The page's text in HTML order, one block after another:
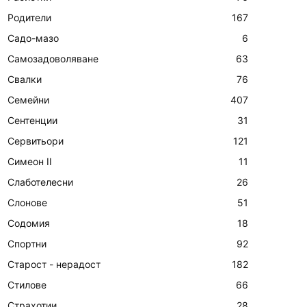
Родители
167
Садо-мазо
6
Самозадоволяване
63
Свалки
76
Семейни
407
Сентенции
31
Сервитьори
121
Симеон II
11
Слаботелесни
26
Слонове
51
Содомия
18
Спортни
92
Старост - нерадост
182
Стилове
66